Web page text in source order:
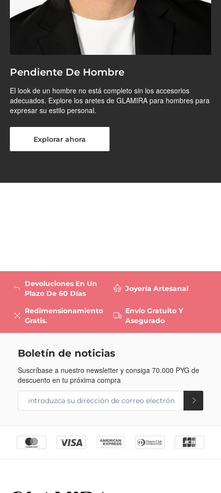
Pendiente De Hombre
El look de un hombre no está completo sin los accesorios
adecuados. Explore los aretes de GLAMIRA para hombres para
expresar su estilo personal.
Explorar ahora
Devoluciones En Un
Plazo De 60 Días
Redimensionamiento
Gratis.
Joyería Artesanal
Envío Gratuito Y
Asegurado
Boletín de noticias
Suscríbase a nuestro newsletter y consiga70.000 PYG de
descuento en tu próxima compra